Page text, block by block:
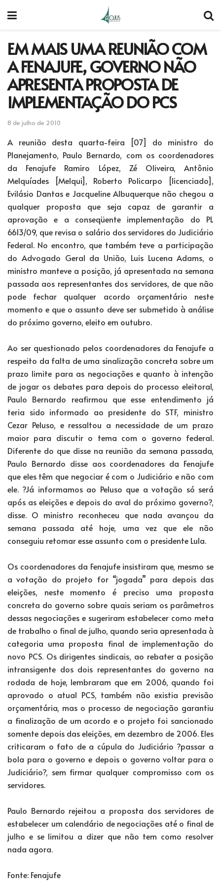
EM MAIS UMA REUNIÃO COM
A FENAJUFE, GOVERNO NÃO
APRESENTA PROPOSTA DE
IMPLEMENTAÇÃO DO PCS
8 de julho de 2010
A reunião desta quarta-feira [07] do ministro do
Planejamento, Paulo Bernardo, com os coordenadores
da Fenajufe Ramiro López, Zé Oliveira, Antônio
Melquíades [Melqui], Roberto Policarpo [licenciado],
Evilásio Dantas e Jacqueline Albuquerque não chegou a
qualquer proposta que seja capaz de garantir a
aprovação e a conseqüente implementação do PL
6613/09, que revisa o salário dos servidores do Judiciário
Federal. No encontro, que também teve a participação
do Advogado Geral da União, Luis Lucena Adams, o
ministro manteve a posição, já apresentada na semana
passada aos representantes dos servidores, de que não
pode fechar qualquer acordo orçamentário neste
momento e que o assunto deve ser submetido à análise
do próximo governo, eleito em outubro.
Ao ser questionado pelos coordenadores da Fenajufe a
respeito da falta de uma sinalização concreta sobre um
prazo limite para as negociações e quanto à intenção
de jogar os debates para depois do processo eleitoral,
Paulo Bernardo reafirmou que esse entendimento já
teria sido informado ao presidente do STF, ministro
Cezar Peluso, e ressaltou a necessidade de um prazo
maior para discutir o tema com o governo federal.
Diferente do que disse na reunião da semana passada,
Paulo Bernardo disse aos coordenadores da Fenajufe
que eles têm que negociar é com o Judiciário e não com
ele. ?Já informamos ao Peluso que a votação só será
após as eleições e depois do aval do próximo governo?,
disse. O ministro reconheceu que nada avançou da
semana passada até hoje, uma vez que ele não
conseguiu retomar esse assunto com o presidente Lula.
Os coordenadores da Fenajufe insistiram que, mesmo se
a votação do projeto for “jogada” para depois das
eleições, neste momento é preciso uma proposta
concreta do governo sobre quais seriam os parâmetros
dessas negociações e sugeriram estabelecer como meta
de trabalho o final de julho, quando seria apresentada à
categoria uma proposta final de implementação do
novo PCS. Os dirigentes sindicais, ao rebater a posição
intransigente dos dois representantes do governo na
rodada de hoje, lembraram que em 2006, quando foi
aprovado o atual PCS, também não existia previsão
orçamentária, mas o processo de negociação garantiu
a finalização de um acordo e o projeto foi sancionado
somente depois das eleições, em dezembro de 2006. Eles
criticaram o fato de a cúpula do Judiciário ?passar a
bola para o governo e depois o governo voltar para o
Judiciário?, sem firmar qualquer compromisso com os
servidores.
Paulo Bernardo rejeitou a proposta dos servidores de
estabelecer um calendário de negociações até o final de
julho e se limitou a dizer que não tem como resolver
nada agora.
Fonte: Fenajufe